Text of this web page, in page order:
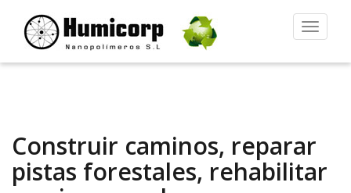
Alternar
Construir caminos, reparar
pistas forestales, rehabilitar